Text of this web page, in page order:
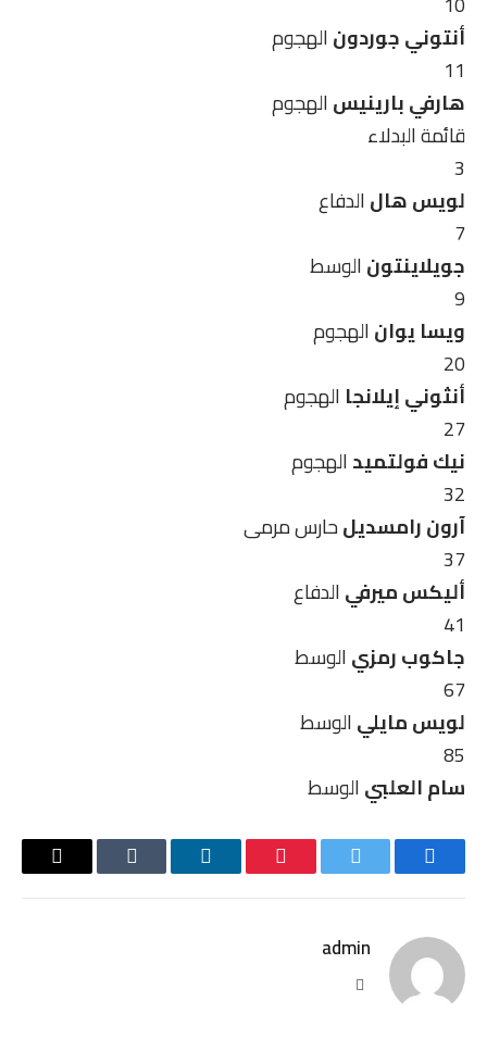
أنتوني جوردونالهجوم
11
هارفي بارينيسالهجوم
قائمة البدلاء
3
لويس هالالدفاع
7
جويلاينتونالوسط
9
ويسا يوانالهجوم
20
أنثوني إيلانجا الهجوم
27
نيك فولتميدالهجوم
32
آرون رامسديلحارس مرمى
37
أليكس ميرفيالدفاع
41
جاكوب رمزيالوسط
67
لويس مايليالوسط
85
سام العلبيالوسط
فيسبوك تويتر بينتيريستلينكدإن Tumblr
البريد
admin